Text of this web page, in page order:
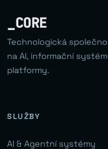
_CORE
Technologická
na AI, informační
platformy.
SLUŽBY
AI & Agentní systémy